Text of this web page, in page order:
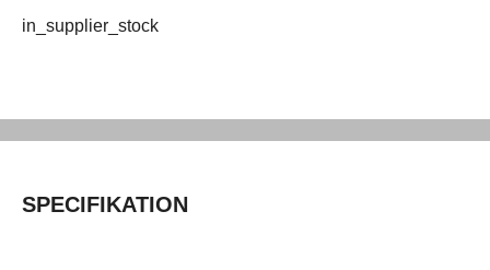
in_supplier_stock
SPECIFIKATION